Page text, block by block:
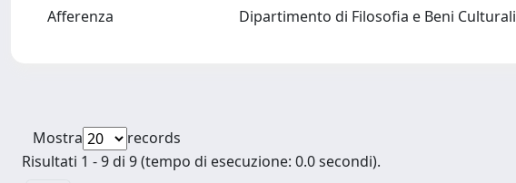
Afferenza Dipartimento di Filosofia e Beni Culturali
Mostra
records
Risultati 1 - 9 di 9 (tempo di esecuzione: 0.0 secondi).